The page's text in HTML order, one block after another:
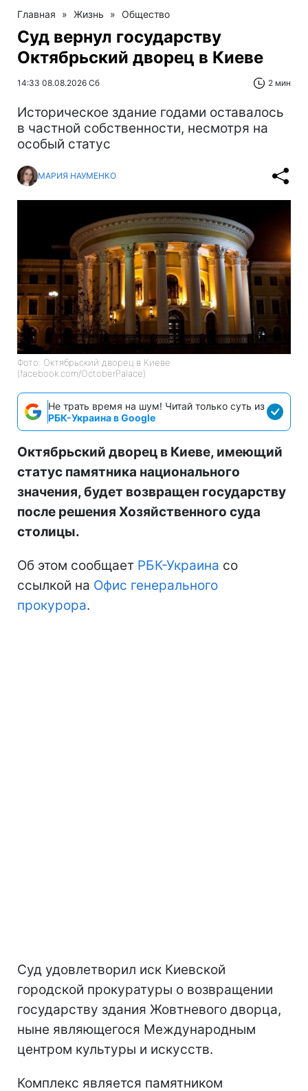
Главная » Жизнь » Общество
Суд вернул государству
Октябрьский дворец в Киеве
14:33 08.08.2026 Сб 2 мин
Историческое здание годами оставалось
в частной собственности, несмотря на
особый статус
МАРИЯ НАУМЕНКО
Фото: Октябрьский дворец в Киеве
(facebook.com/OctoberPalace)
Не трать время на шум! Читай только суть из
РБК-Украина в Google
Октябрьский дворец в Киеве, имеющий
статус памятника национального
значения, будет возвращен государству
после решения Хозяйственного суда
столицы.
Об этом сообщает РБК-Украина со
ссылкой на Офис генерального
прокурора.
Суд удовлетворил иск Киевской
городской прокуратуры о возвращении
государству здания Жовтневого дворца,
ныне являющегося Международным
центром культуры и искусств.
Комплекс является памятником